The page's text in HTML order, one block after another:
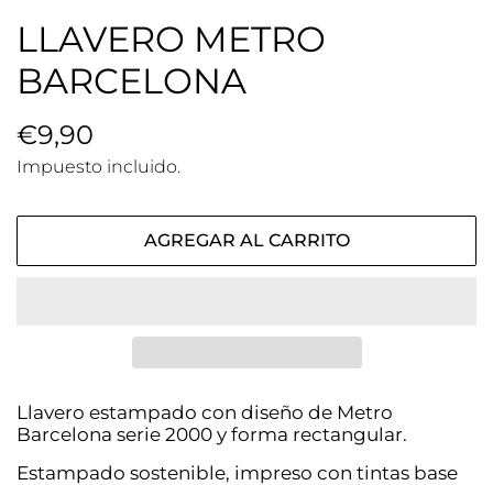
LLAVERO METRO
BARCELONA
Precio
habitual
€9,90
venta
Impuesto incluido.
AGREGAR AL CARRITO
Llavero estampado con diseño de Metro
Barcelona serie 2000 y forma rectangular.
Estampado sostenible, impreso con tintas base